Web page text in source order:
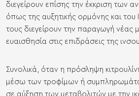
διεγείρουν επίσης την έκκριση των
όπως της αυξητικής ορμόνης και του
τους διεγείρουν την παραγωγή νέας
ευαισθησία στις επιδράσεις της
Συνολικά, όταν η πρόσληψη
μέσω των τροφίμων ή
σε αύξηση των μεταβολιτών με την